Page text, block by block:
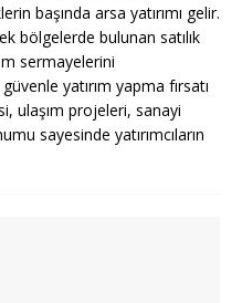
başında arsa yatırımı gelir.
bölgelerde bulunan satılık
sermayelerini
yatırım yapma fırsatı
ulaşım projeleri, sanayi
sayesinde yatırımcıların